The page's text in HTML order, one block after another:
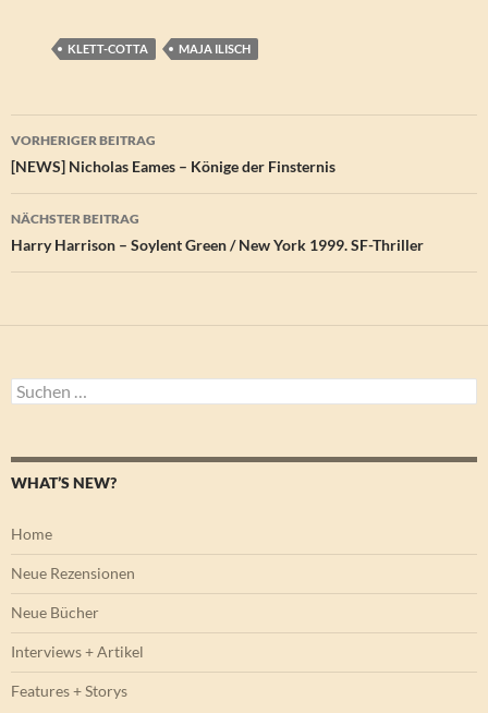
KLETT-COTTA MAJA ILISCH
Beitragsnavigation
VORHERIGER BEITRAG
[NEWS] Nicholas Eames – Könige der Finsternis
NÄCHSTER BEITRAG
Harry Harrison – Soylent Green / New York 1999. SF-Thriller
Suchen
nach:
WHAT’S NEW?
Home
Neue Rezensionen
Neue Bücher
Interviews + Artikel
Features + Storys